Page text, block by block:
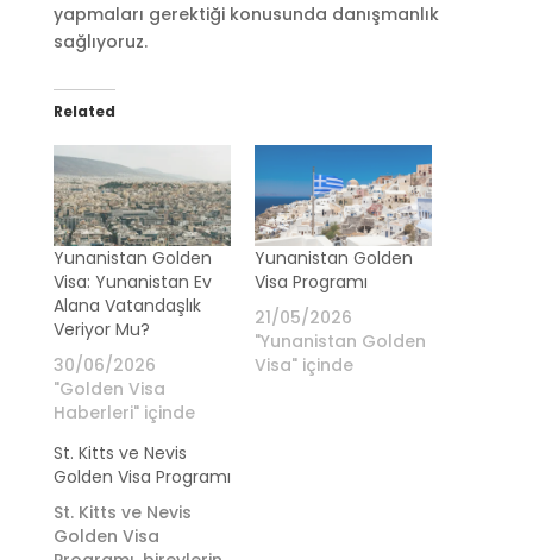
yapmaları gerektiği konusunda danışmanlık
sağlıyoruz.
Related
Yunanistan Golden
Visa: Yunanistan Ev
Alana Vatandaşlık
Veriyor Mu?
30/06/2026
"Golden Visa
Haberleri" içinde
Yunanistan Golden
Visa Programı
21/05/2026
"Yunanistan Golden
Visa" içinde
St. Kitts ve Nevis
Golden Visa Programı
St. Kitts ve Nevis
Golden Visa